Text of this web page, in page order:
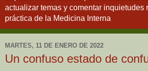
actualizar temas y comentar inquietudes
práctica de la Medicina Interna
MARTES, 11 DE ENERO DE 2022
Un confuso estado de